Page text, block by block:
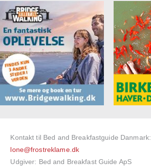
Kontakt til Bed and Breakfastguide Danmark:
lone@frostreklame.dk
Udgiver: Bed and Breakfast Guide ApS